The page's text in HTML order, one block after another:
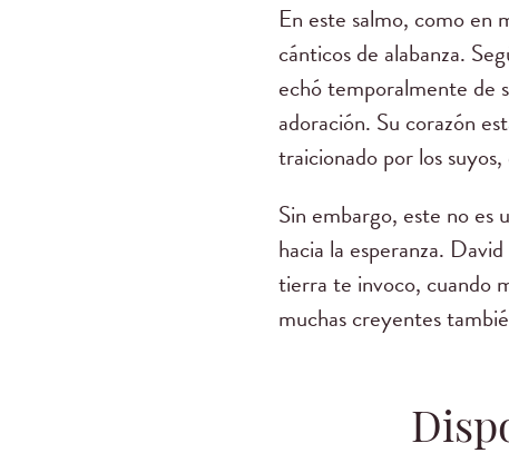
En este salmo, como en
cánticos de alabanza.
echó temporalmente de
adoración. Su corazón
traicionado por los
Sin embargo, este no es
hacia la esperanza.
tierra te invoco, cuando
muchas creyentes